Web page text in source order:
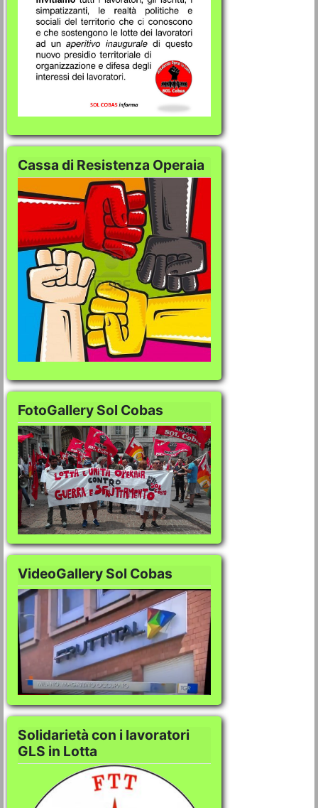
Cassa di Resistenza Operaia
FotoGallery Sol Cobas
FotoGallery Sol
VideoGallery Sol Cobas
VideoGallery Sol
Solidarietà con i lavoratori
GLS in Lotta